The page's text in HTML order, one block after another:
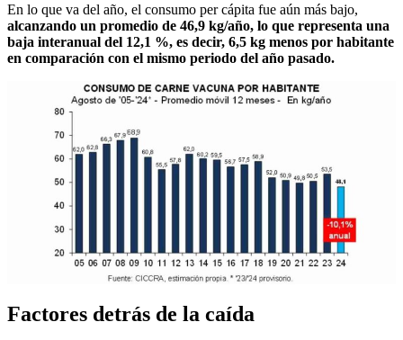
En lo que va del año, el consumo per cápita fue aún más bajo,
alcanzando un promedio de 46,9 kg/año, lo que representa una
baja interanual del 12,1 %, es decir, 6,5 kg menos por habitante
en comparación con el mismo periodo del año pasado.
Factores detrás de la caída